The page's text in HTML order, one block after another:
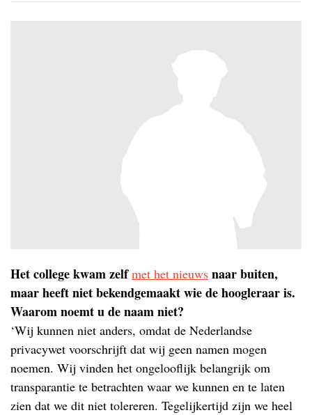
Het college kwam zelfmet het nieuws naar buiten,
maar heeft niet bekendgemaakt wie de hoogleraar is.
Waarom noemt u de naam niet?
‘Wij kunnen niet anders, omdat de Nederlandse
privacywet voorschrijft dat wij geen namen mogen
noemen. Wij vinden het ongelooflijk belangrijk om
transparantie te betrachten waar we kunnen en te laten
zien dat we dit niet tolereren. Tegelijkertijd zijn we heel